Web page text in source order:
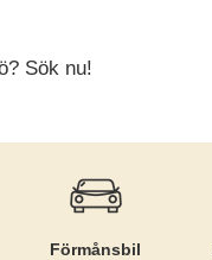
Sök nu!
Förmånsbil